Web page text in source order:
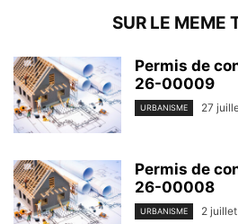
SUR LE MEME
Permis de
26-00009
URBANISME 27
Permis de
26-00008
URBANISME 2